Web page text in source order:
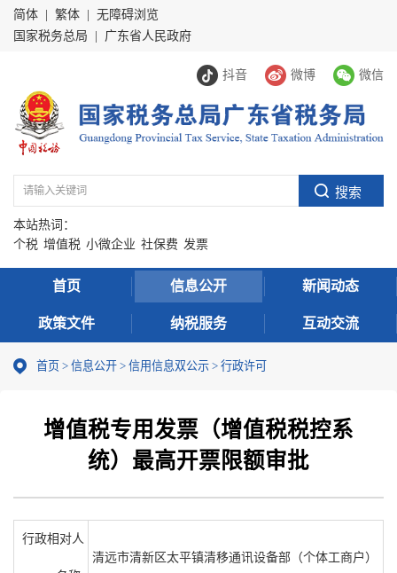
简体 繁体
无障碍浏览
国家税务总局
广东省人民政府
抖音 微博 微信
本站热词：
个税 增值税 小微企业 社保费 发票
首页 信息公开 新闻动态
政策文件 纳税服务 互动交流
首页 > 信息公开 > 信用信息双公示 > 行政许可
增值税专用发票（增值税税控系
统）最高开票限额审批
行政相对人
清远市清新区太平镇清移通讯设备部（个体工商户）